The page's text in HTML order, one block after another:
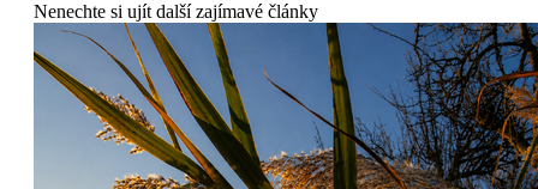
Nenechte si ujít další zajímavé články